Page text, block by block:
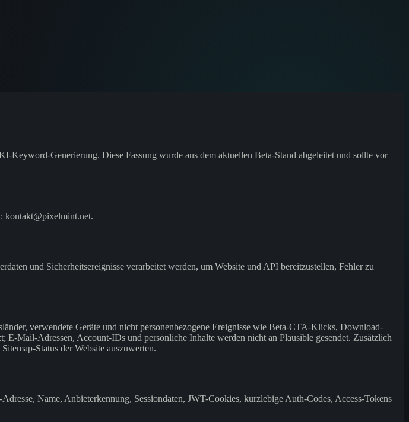
Generierung. Diese Fassung wurde aus dem aktuellen Beta-Stand abgeleitet und sollte vor
kontakt@pixelmint.net.
und Sicherheitsereignisse verarbeitet werden, um Website und API bereitzustellen, Fehler zu
verwendete Geräte und nicht personenbezogene Ereignisse wie Beta-CTA-Klicks, Download-
Mail-Adressen, Account-IDs und persönliche Inhalte werden nicht an Plausible gesendet. Zusätzlich
Status der Website auszuwerten.
Name, Anbieterkennung, Sessiondaten, JWT-Cookies, kurzlebige Auth-Codes, Access-Tokens